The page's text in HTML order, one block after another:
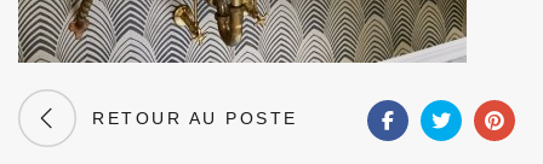
RETOUR AU POSTE